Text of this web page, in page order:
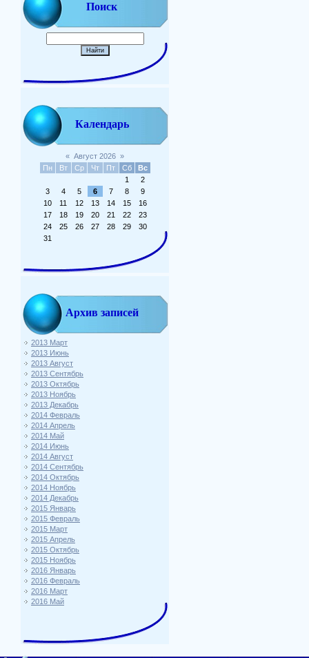
Поиск
Календарь
« Август 2026 »
Пн
Вт Ср Чт Пт Сб
Вс
1
2
3
4 5 6 7 8
9
10
11 12 13 14 15
16
17
18 19 20 21 22
23
24
25 26 27 28 29
30
31
Архив записей
2013 Март
2013 Июнь
2013 Август
2013 Сентябрь
2013 Октябрь
2013 Ноябрь
2013 Декабрь
2014 Февраль
2014 Апрель
2014 Май
2014 Июнь
2014 Август
2014 Сентябрь
2014 Октябрь
2014 Ноябрь
2014 Декабрь
2015 Январь
2015 Февраль
2015 Март
2015 Апрель
2015 Октябрь
2015 Ноябрь
2016 Январь
2016 Февраль
2016 Март
2016 Май